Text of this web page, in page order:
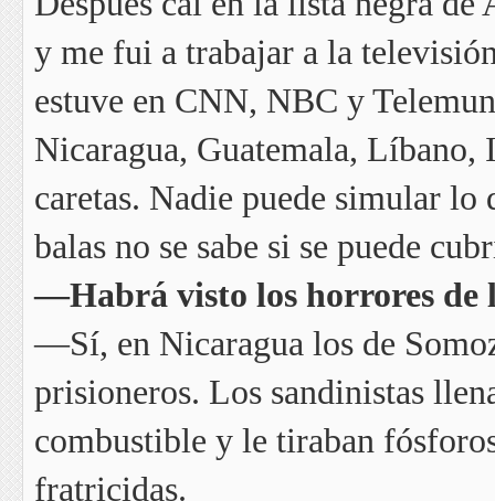
y me fui a trabajar a la
estuve en CNN, NBC y
Nicaragua, Guatemala, Líbano,
caretas. Nadie puede simular lo
balas no se sabe si se puede
—Habrá visto los horrores de
—Sí, en Nicaragua los de
prisioneros. Los sandinistas
combustible y le tiraban
fratricidas.